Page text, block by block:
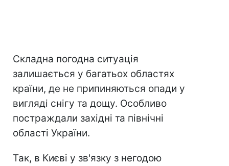
Складна погодна ситуація
залишається у багатьох областях
країни, де не припиняються опади у
вигляді снігу та дощу. Особливо
постраждали західні та північні
області України.
Так, в Києві у зв'язку з негодою